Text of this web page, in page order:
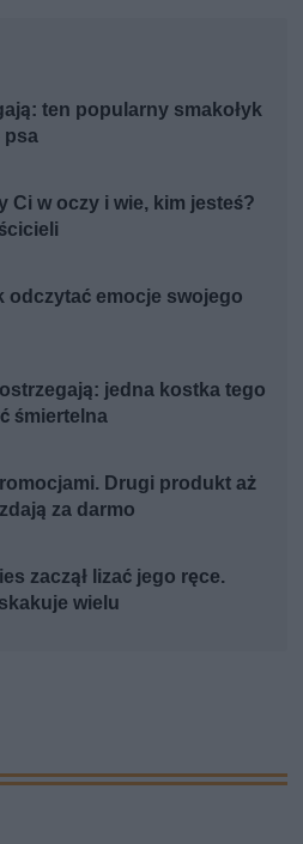
ten popularny smakołyk
psa
Ci w oczy i wie, kim jesteś?
odczytać emocje swojego
jedna kostka tego
śmiertelna
Drugi produkt aż
za darmo
zaczął lizać jego ręce.
wielu